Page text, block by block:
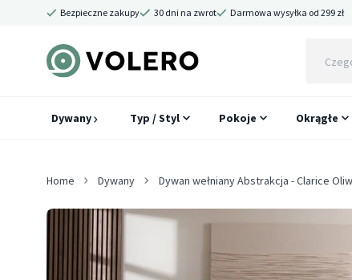
Bezpieczne zakupy 30 dni na zwrot Darmowa wysyłka od 299 zł
Dywany Typ / Styl Pokoje Okrągłe
Home Dywany Dywan wełniany Abstrakcja - Clarice